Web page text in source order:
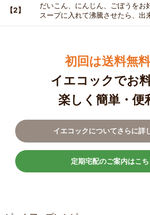
【2】
だいこん、にんじん、ごぼうをお
スープに入れて沸騰させたら、出
初回は送料無料
イエコックでお
楽しく簡単・便
イエコックについてさらに詳
定期宅配のご案内はこち